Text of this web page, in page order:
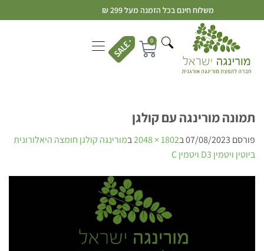
משלוח חינם בכל הזמנה מעל 299 ₪
0
תמונה מורינגה עם קולגן
פורסם 07/08/2023ב1802 × 2048 במורינגה קולגן חומצה היאלורונית
ביוטין ויטמין D3 ויטמין C